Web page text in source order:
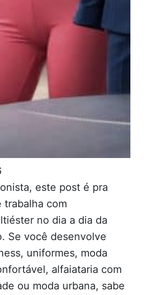
este post é pra
trabalha com
no dia a dia da
Se você desenvolve
uniformes, moda
alfaiataria com
ou moda urbana, sabe